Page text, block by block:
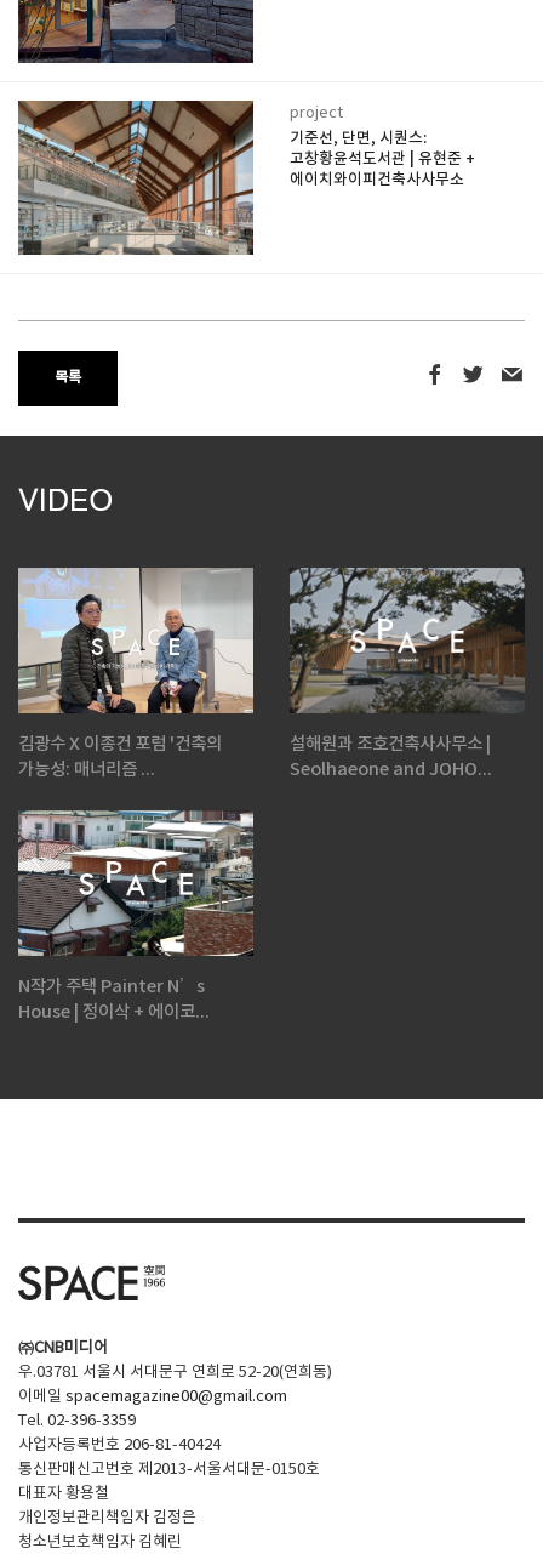
project
기준선, 단면, 시퀀스:
고창황윤석도서관 | 유현준 +
에이치와이피건축사사무소
목록
VIDEO
김광수 X 이종건 포럼 '건축의
가능성: 매너리즘 ...
설해원과 조호건축사사무소 |
Seolhaeone and JOHO...
N작가 주택 Painter N’s
House | 정이삭 + 에이코...
㈜CNB미디어
우.03781 서울시 서대문구 연희로 52-20(연희동)
이메일 spacemagazine00@gmail.com
Tel. 02-396-3359
사업자등록번호 206-81-40424
통신판매신고번호 제2013-서울서대문-0150호
대표자 황용철
개인정보관리책임자 김정은
청소년보호책임자 김혜린